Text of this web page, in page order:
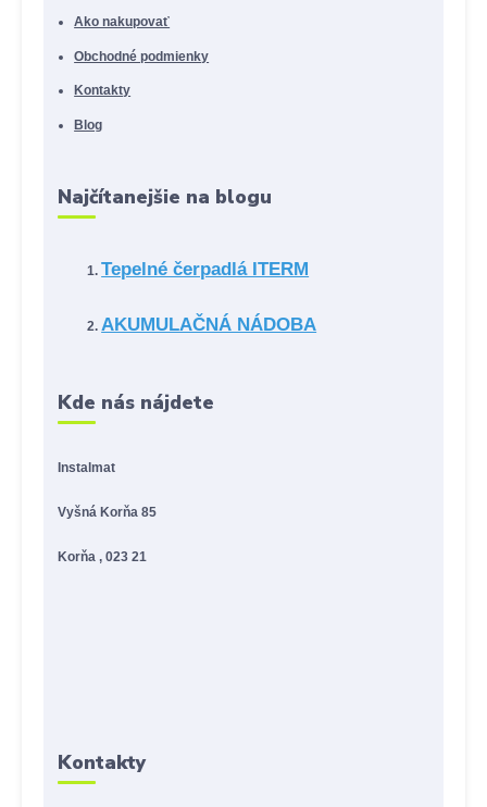
Ako nakupovať
Obchodné podmienky
Kontakty
Blog
Najčítanejšie na blogu
Tepelné čerpadlá ITERM
AKUMULAČNÁ NÁDOBA
Kde nás nájdete
Instalmat
Vyšná Korňa 85
Korňa , 023 21
Kontakty